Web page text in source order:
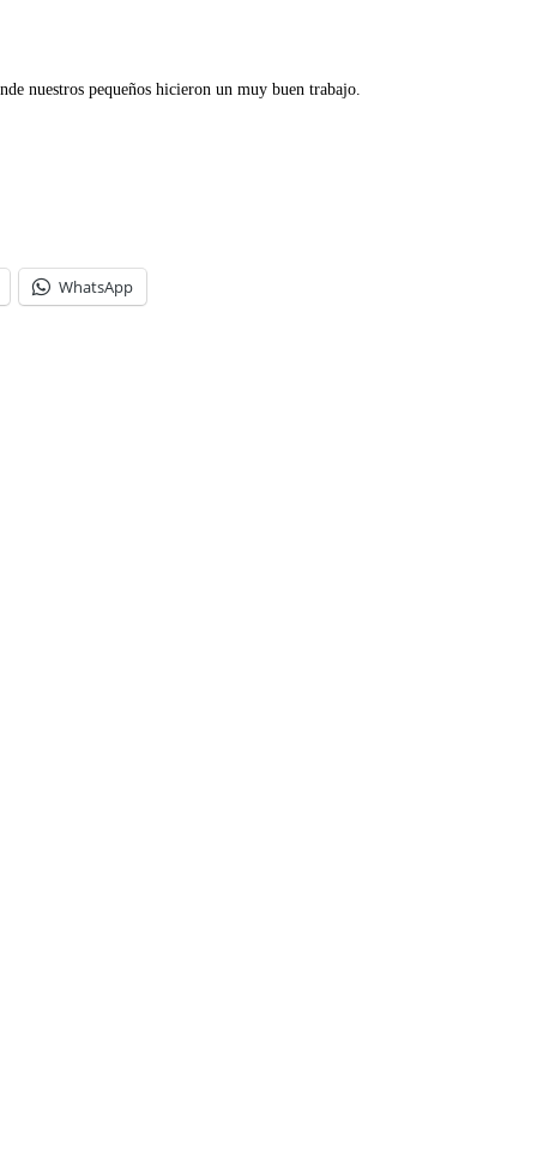
nuestros pequeños hicieron un muy buen trabajo.
WhatsApp